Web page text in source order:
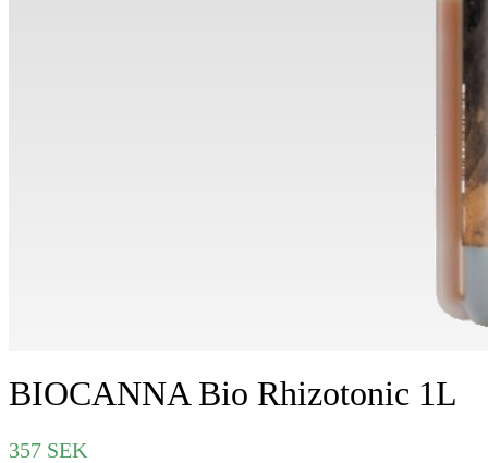
BIOCANNA Bio Rhizotonic 1L
357 SEK